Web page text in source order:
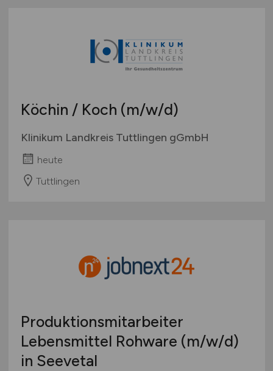
Köchin / Koch (m/w/d)
Klinikum Landkreis Tuttlingen gGmbH
heute
Tuttlingen
Produktionsmitarbeiter
Lebensmittel Rohware (m/w/d)
in Seevetal